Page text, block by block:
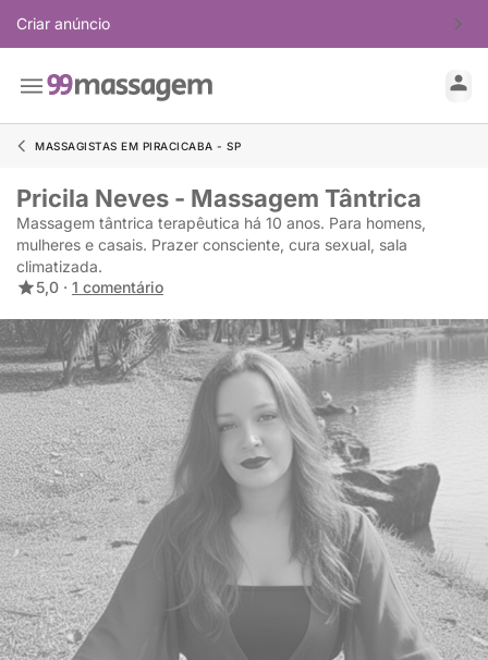
Criar anúncio
MASSAGISTAS EM PIRACICABA - SP
Pricila Neves - Massagem Tântrica
Massagem tântrica terapêutica há 10 anos. Para homens,
mulheres e casais. Prazer consciente, cura sexual, sala
climatizada.
5,0 · 1 comentário